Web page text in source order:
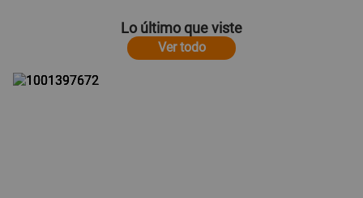
Lo último que viste
Ver todo